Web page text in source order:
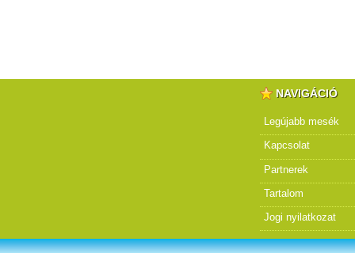
NAVIGÁCIÓ
Legújabb mesék
Kapcsolat
Partnerek
Tartalom
Jogi nyilatkozat